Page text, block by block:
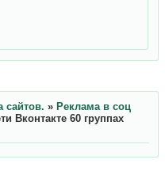
сайтов. » Реклама в соц
Вконтакте 60 группах